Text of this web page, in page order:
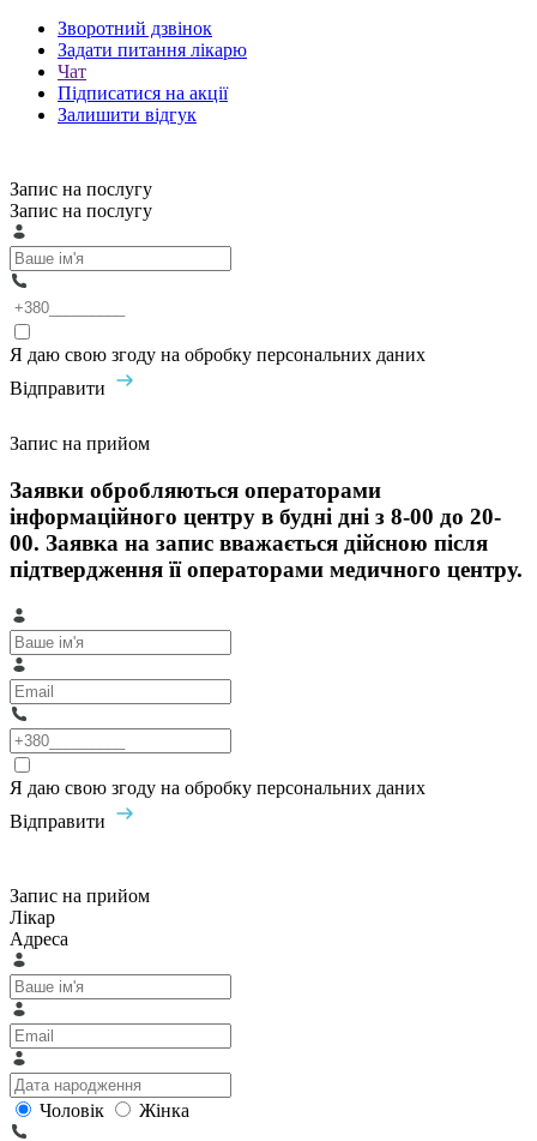
Зворотний дзвінок
Задати питання лікарю
Чат
Підписатися на акції
Залишити відгук
Запис на послугу
Запис на послугу
Я даю свою згоду на обробку персональних даних
Відправити
Запис на прийом
Заявки обробляються операторами
інформаційного центру в будні дні з 8-00 до 20-
00. Заявка на запис вважається дійсною після
підтвердження її операторами медичного центру.
Я даю свою згоду на обробку персональних даних
Відправити
Запис на прийом
Лікар
Адреса
Чоловік Жінка